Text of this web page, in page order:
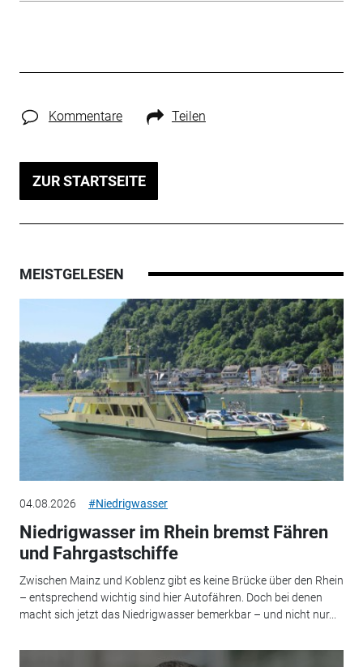
Kommentare Teilen
ZUR STARTSEITE
MEISTGELESEN
04.08.2026 #Niedrigwasser
Niedrigwasser im Rhein bremst Fähren
und Fahrgastschiffe
Zwischen Mainz und Koblenz gibt es keine Brücke über den Rhein
– entsprechend wichtig sind hier Autofähren. Doch bei denen
macht sich jetzt das Niedrigwasser bemerkbar – und nicht nur...